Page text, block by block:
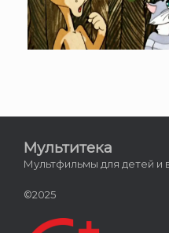
Мультитека
Мультфильмы для детей и
©2025